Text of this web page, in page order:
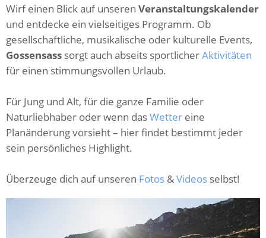
Wirf einen Blick auf unseren Veranstaltungskalender
und entdecke ein vielseitiges Programm. Ob
gesellschaftliche, musikalische oder kulturelle Events,
Gossensass sorgt auch abseits sportlicherAktivitäten
für einen stimmungsvollen Urlaub.
Für Jung und Alt, für die ganze Familie oder
Naturliebhaber oder wenn dasWetter eine
Planänderung vorsieht – hier findet bestimmt jeder
sein persönliches Highlight.
Überzeuge dich auf unseren Fotos &Videos selbst!
C